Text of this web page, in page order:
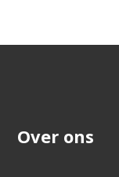
Over ons